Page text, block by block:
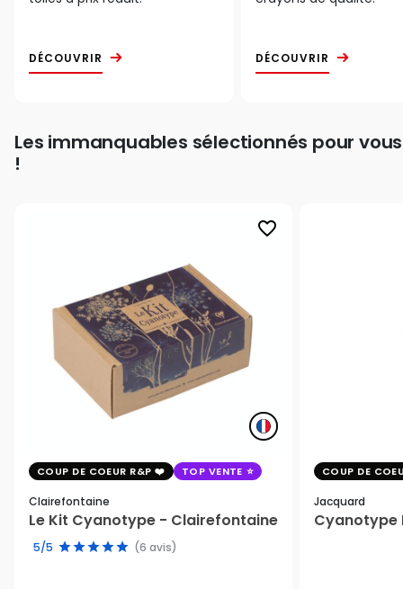
DÉCOUVRIR DÉCOUVRIR
Les immanquables sélectionnés pour vous
!
favorite_border
COUP DE COEUR R&P TOP VENTE
Clairefontaine
Le Kit Cyanotype - Clairefontaine
5/5 (6 avis)
COUP DE
Jacquard
Cyanotype